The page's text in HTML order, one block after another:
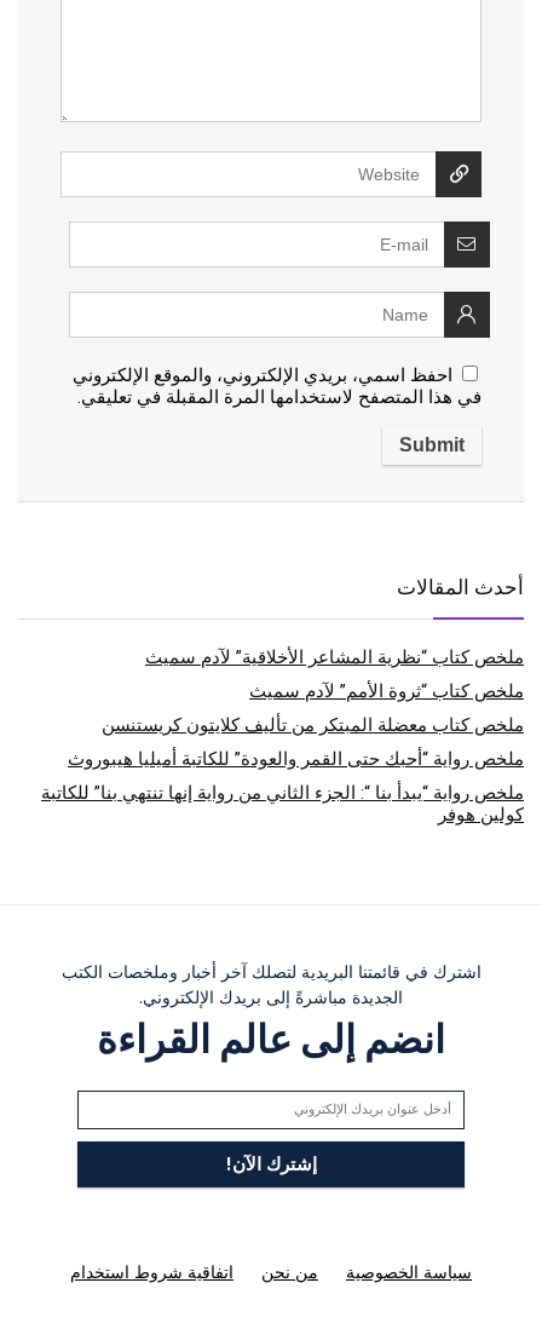
احفظ اسمي، بريدي الإلكتروني، والموقع الإلكتروني
في هذا المتصفح لاستخدامها المرة المقبلة في تعليقي.
أحدث المقالات
ملخص كتاب “نظرية المشاعر الأخلاقية” لآدم سميث
ملخص كتاب “ثروة الأمم” لآدم سميث
ملخص كتاب معضلة المبتكر من تأليف كلايتون كريستنسن
ملخص رواية “أحبك حتى القمر والعودة” للكاتبة أميليا هيبوروث
ملخص رواية “يبدأ بنا “: الجزء الثاني من رواية إنها تنتهي بنا” للكاتبة
كولين هوفر
اشترك في قائمتنا البريدية لتصلك آخر أخبار وملخصات الكتب
الجديدة مباشرةً إلى بريدك الإلكتروني.
انضم إلى عالم القراءة
سياسة الخصوصية من نحن اتفاقية شروط استخدام